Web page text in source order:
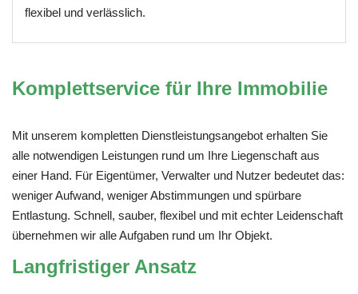
flexibel und verlässlich.
Komplettservice für Ihre Immobilie
Mit unserem kompletten Dienstleistungsangebot erhalten Sie
alle notwendigen Leistungen rund um Ihre Liegenschaft aus
einer Hand. Für Eigentümer, Verwalter und Nutzer bedeutet das:
weniger Aufwand, weniger Abstimmungen und spürbare
Entlastung. Schnell, sauber, flexibel und mit echter Leidenschaft
übernehmen wir alle Aufgaben rund um Ihr Objekt.
Langfristiger Ansatz